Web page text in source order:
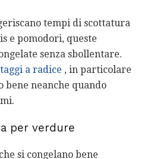
tempi di scottatura
e pomodori, queste
senza sbollentare.
a radice , in particolare
bene neanche quando
per verdure
si congelano bene